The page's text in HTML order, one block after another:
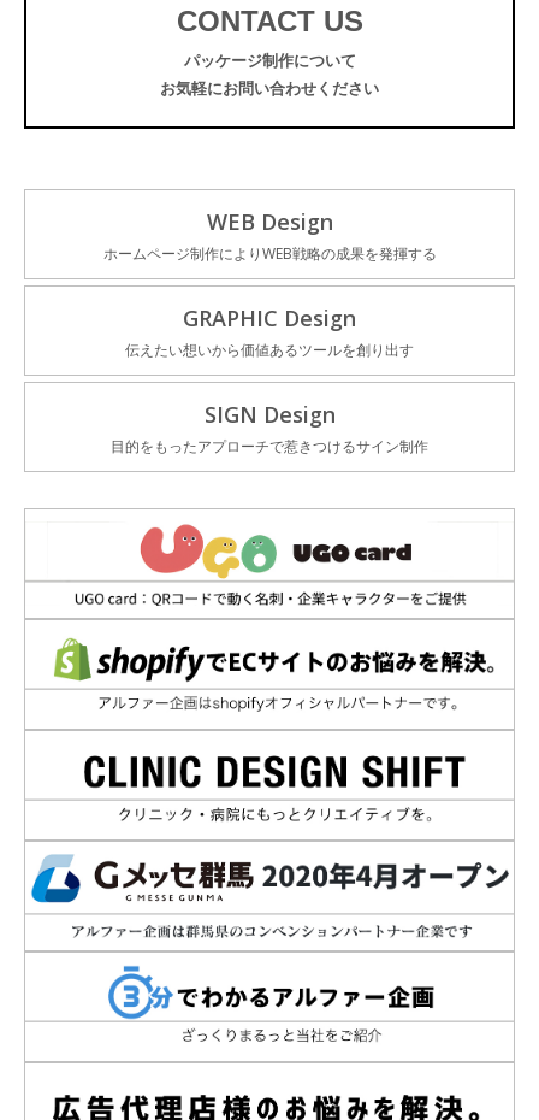
CONTACT US
パッケージ制作について
お気軽にお問い合わせください
WEB Design
ホームページ制作によりWEB戦略の成果を発揮する
GRAPHIC Design
伝えたい想いから価値あるツールを創り出す
SIGN Design
目的をもったアプローチで惹きつけるサイン制作